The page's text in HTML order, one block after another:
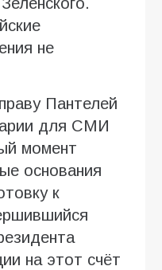
не
Пантелей
для СМИ
момент
основания
к
на этот счёт